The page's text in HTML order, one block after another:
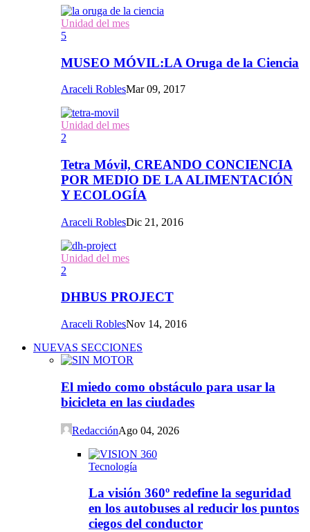
Unidad del mes
5
MUSEO MÓVIL:LA Oruga de la Ciencia
Araceli RoblesMar 09, 2017
Unidad del mes
2
Tetra Móvil, CREANDO CONCIENCIA
POR MEDIO DE LA ALIMENTACIÓN
Y ECOLOGÍA
Araceli RoblesDic 21, 2016
Unidad del mes
2
DHBUS PROJECT
Araceli RoblesNov 14, 2016
NUEVAS SECCIONES
El miedo como obstáculo para usar la
bicicleta en las ciudades
RedacciónAgo 04, 2026
Tecnología
La visión 360º redefine la seguridad
en los autobuses al reducir los puntos
ciegos del conductor